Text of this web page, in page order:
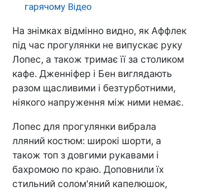
гарячому Відео
На знімках відмінно видно, як Аффлек
під час прогулянки не випускає руку
Лопес, а також тримає її за столиком
кафе. Дженніфер і Бен виглядають
разом щасливими і безтурботними,
ніякого напруження між ними немає.
Лопес для прогулянки вибрала
лляний костюм: широкі шорти, а
також топ з довгими рукавами і
бахромою по краю. Доповнили їх
стильний солом'яний капелюшок,